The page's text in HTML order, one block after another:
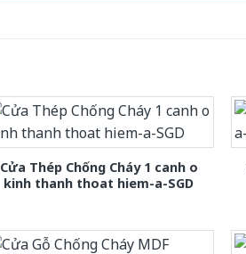
Cửa Thép Chống Cháy 1 canh o
kinh thanh thoat hiem-a-SGD